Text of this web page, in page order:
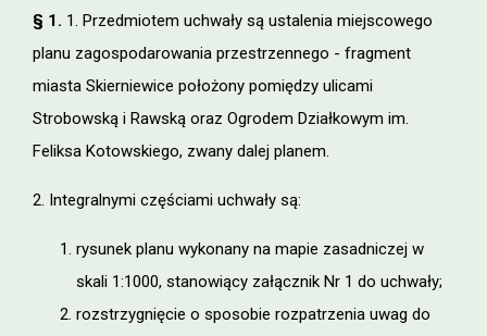
§ 1. 1. Przedmiotem uchwały są ustalenia miejscowego
planu zagospodarowania przestrzennego - fragment
miasta Skierniewice położony pomiędzy ulicami
Strobowską i Rawską oraz Ogrodem Działkowym im.
Feliksa Kotowskiego, zwany dalej planem.
2. Integralnymi częściami uchwały są:
rysunek planu wykonany na mapie zasadniczej w
skali 1:1000, stanowiący załącznik Nr 1 do uchwały;
rozstrzygnięcie o sposobie rozpatrzenia uwag do